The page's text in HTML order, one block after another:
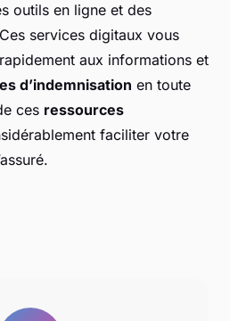
outils en ligne et des
services digitaux vous
aux informations et
d’indemnisation en toute
ces ressources
faciliter votre